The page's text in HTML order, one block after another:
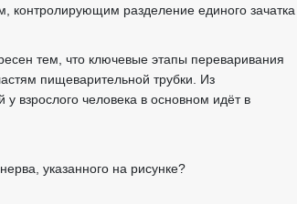
контролирующим разделение единого зачатка
тем, что ключевые этапы переваривания
пищеварительной трубки. Из
взрослого человека в основном идёт в
указанного на рисунке?